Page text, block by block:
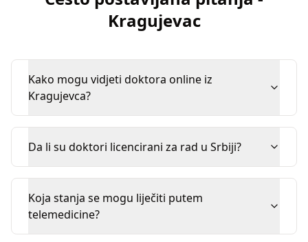
Kragujevac
Kako mogu vidjeti doktora online iz
Kragujevca?
Da li su doktori licencirani za rad u Srbiji?
Koja stanja se mogu liječiti putem
telemedicine?